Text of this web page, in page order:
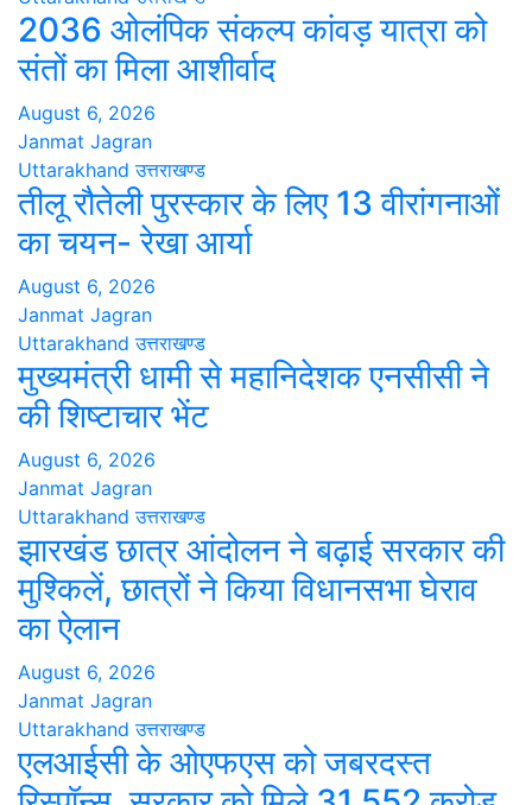
2036 ओलंपिक संकल्प कांवड़ यात्रा को
संतों का मिला आशीर्वाद
August 6, 2026
Janmat Jagran
Uttarakhand उत्तराखण्ड
तीलू रौतेली पुरस्कार के लिए 13 वीरांगनाओं
का चयन- रेखा आर्या
August 6, 2026
Janmat Jagran
Uttarakhand उत्तराखण्ड
मुख्यमंत्री धामी से महानिदेशक एनसीसी ने
की शिष्टाचार भेंट
August 6, 2026
Janmat Jagran
Uttarakhand उत्तराखण्ड
झारखंड छात्र आंदोलन ने बढ़ाई सरकार की
मुश्किलें, छात्रों ने किया विधानसभा घेराव
का ऐलान
August 6, 2026
Janmat Jagran
Uttarakhand उत्तराखण्ड
एलआईसी के ओएफएस को जबरदस्त